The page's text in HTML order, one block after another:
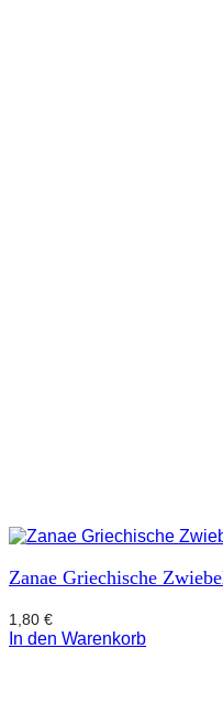
Zanae Griechische
1,80 €
In den Warenkorb